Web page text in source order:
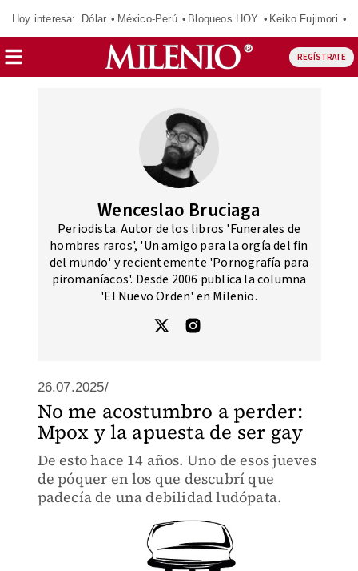
Hoy interesa: Dólar México-Perú Bloqueos HOY Keiko Fujimori
REGÍSTRATE
Wenceslao Bruciaga
Periodista. Autor de los libros 'Funerales de
hombres raros', 'Un amigo para la orgía del fin
del mundo' y recientemente 'Pornografía para
piromaníacos'. Desde 2006 publica la columna
'El Nuevo Orden' en Milenio.
26.07.2025/
No me acostumbro a perder:
Mpox y la apuesta de ser gay
De esto hace 14 años. Uno de esos jueves
de póquer en los que descubrí que
padecía de una debilidad ludópata.